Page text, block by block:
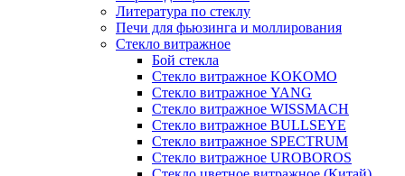
Литература по стеклу
Печи для фьюзинга и моллирования
Стекло витражное
Бой стекла
Стекло витражное KOKOMO
Стекло витражное YANG
Стекло витражное WISSMACH
Стекло витражное BULLSEYE
Стекло витражное SPECTRUM
Стекло витражное UROBOROS